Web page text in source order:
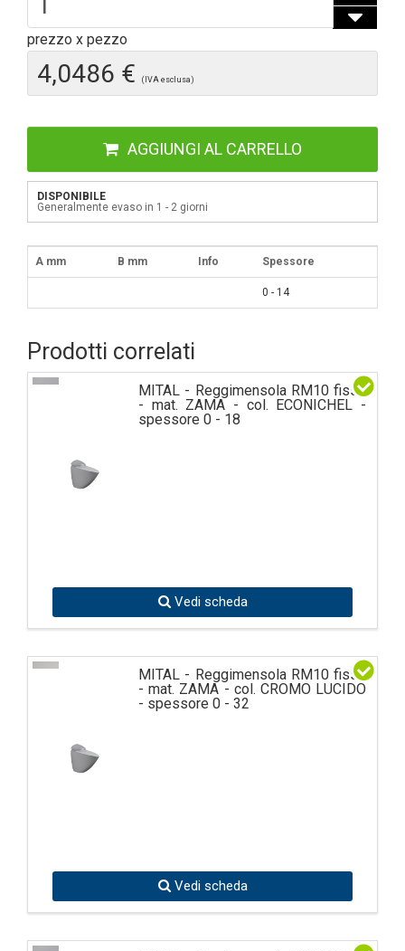
prezzo x pezzo
4,0486 € (IVA esclusa)
AGGIUNGI AL CARRELLO
DISPONIBILE
Generalmente evaso in 1 - 2 giorni
A mm B mm Info Spessore
0 - 14
Prodotti correlati
MITAL - Reggimensola RM10 fisso
- mat. ZAMA - col. ECONICHEL -
spessore 0 - 18
Vedi scheda
MITAL - Reggimensola RM10 fisso
- mat. ZAMA - col. CROMO LUCIDO
- spessore 0 - 32
Vedi scheda